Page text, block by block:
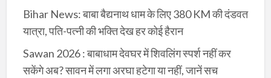
Bihar News: बाबा बैद्यनाथ धाम के लिए 380 KM की दंडवत
यात्रा, पति-पत्नी की भक्ति देख हर कोई हैरान
Sawan 2026 : बाबाधाम देवघर में शिवलिंग स्पर्श नहीं कर
सकेंगे अब? सावन में लगा अरघा हटेगा या नहीं, जानें सच